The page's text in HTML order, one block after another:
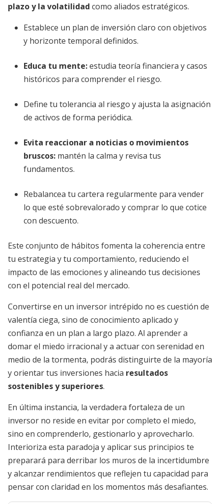
plazo y la volatilidad como aliados estratégicos.
Establece un plan de inversión claro con objetivos
y horizonte temporal definidos.
Educa tu mente:estudia teoría financiera y casos
históricos para comprender el riesgo.
Define tu tolerancia al riesgo y ajusta la asignación
de activos de forma periódica.
Evita reaccionar a noticias o movimientos
bruscos: mantén la calma y revisa tus
fundamentos.
Rebalancea tu cartera regularmente para vender
lo que esté sobrevalorado y comprar lo que cotice
con descuento.
Este conjunto de hábitos fomenta la coherencia entre
tu estrategia y tu comportamiento, reduciendo el
impacto de las emociones y alineando tus decisiones
con el potencial real del mercado.
Convertirse en un inversor intrépido no es cuestión de
valentía ciega, sino de conocimiento aplicado y
confianza en un plan a largo plazo. Al aprender a
domar el miedo irracional y a actuar con serenidad en
medio de la tormenta, podrás distinguirte de la mayoría
y orientar tus inversiones hacia resultados
sostenibles y superiores.
En última instancia, la verdadera fortaleza de un
inversor no reside en evitar por completo el miedo,
sino en comprenderlo, gestionarlo y aprovecharlo.
Interioriza esta paradoja y aplicar sus principios te
preparará para derribar los muros de la incertidumbre
y alcanzar rendimientos que reflejen tu capacidad para
pensar con claridad en los momentos más desafiantes.